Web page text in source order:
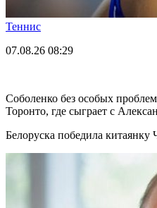
Теннис
07.08.26 08:29
Соболенко без особых
Торонто, где сыграет с
Белоруска победила